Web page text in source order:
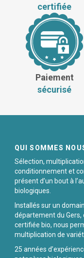
certifiée
Paiement
sécurisé
QUI SOMMES
Sélection,
conditionnement et
présent d’un bout à
biologiques.
Installés sur un
département du Gers,
certifiée bio, nous
multiplication de
25 années